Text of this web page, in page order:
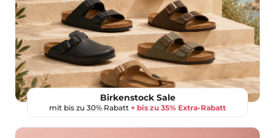
Birkenstock Sale
mit bis zu 30% Rabatt + bis zu 35% Extra-Rabatt